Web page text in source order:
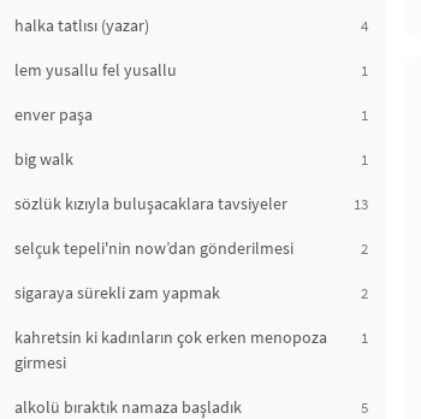
halka tatlısı (yazar) 4
lem yusallu fel yusallu 1
enver paşa 1
big walk 1
sözlük kızıyla buluşacaklara tavsiyeler 13
selçuk tepeli'nin now’dan gönderilmesi 2
sigaraya sürekli zam yapmak 2
kahretsin ki kadınların çok erken menopoza
girmesi
1
alkolü bıraktık namaza başladık 5